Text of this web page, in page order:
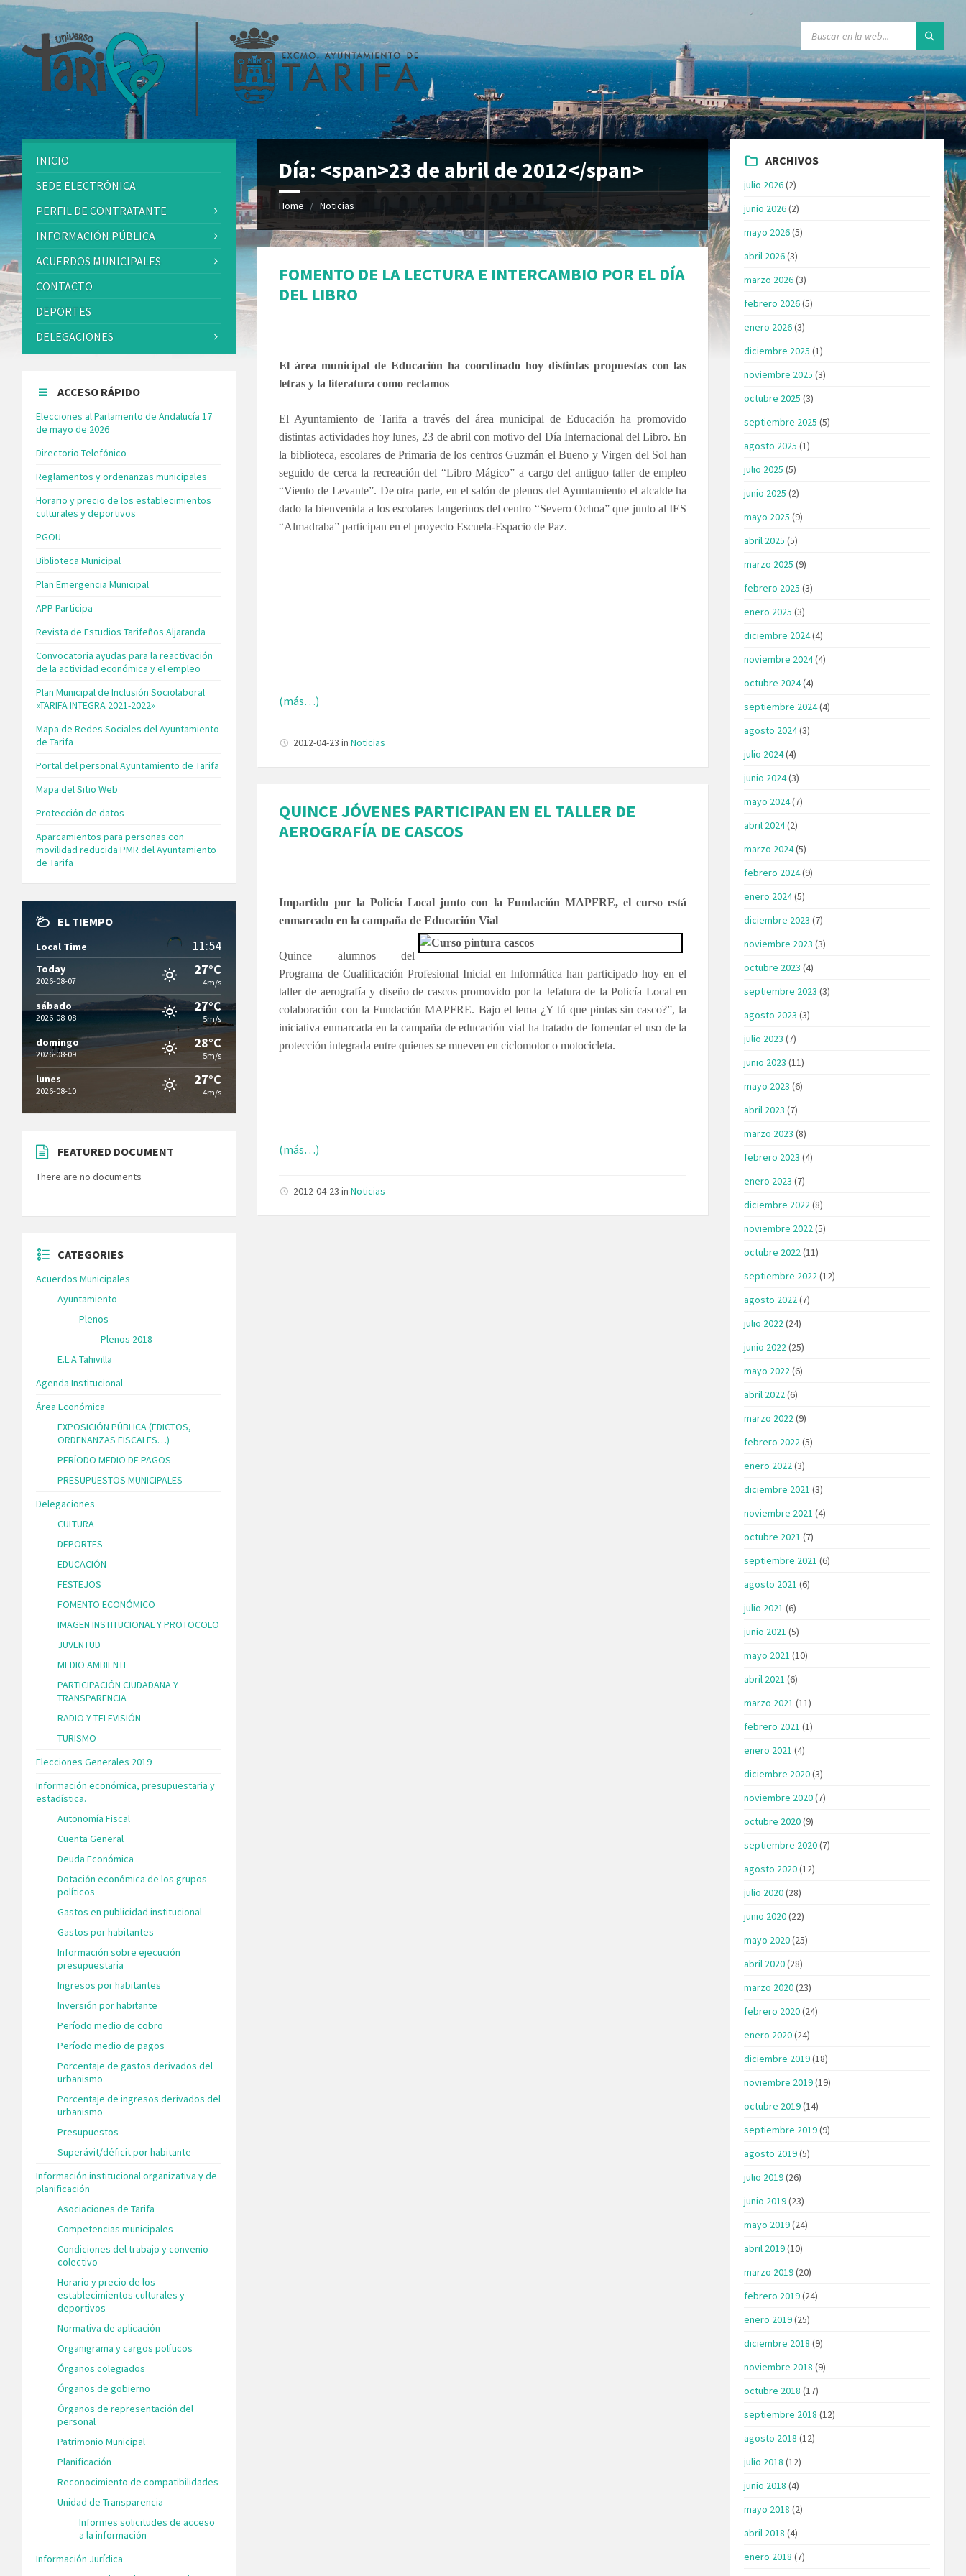
Día: <span>23 de abril de 2012</span>
Home Noticias
FOMENTO DE LA LECTURA E INTERCAMBIO POR EL DÍA
DEL LIBRO
El área municipal de Educación ha coordinado hoy distintas propuestas con las
letras y la literatura como reclamos
El Ayuntamiento de Tarifa a través del área municipal de Educación ha promovido
distintas actividades hoy lunes, 23 de abril con motivo del Día Internacional del Libro. En
la biblioteca, escolares de Primaria de los centros Guzmán el Bueno y Virgen del Sol han
seguido de cerca la recreación del “Libro Mágico” a cargo del antiguo taller de empleo
“Viento de Levante”. De otra parte, en el salón de plenos del Ayuntamiento el alcalde ha
dado la bienvenida a los escolares tangerinos del centro “Severo Ochoa” que junto al IES
“Almadraba” participan en el proyecto Escuela-Espacio de Paz.
(más…)
2012-04-23inNoticias
QUINCE JÓVENES PARTICIPAN EN EL TALLER DE
AEROGRAFÍA DE CASCOS
Impartido por la Policía Local junto con la Fundación MAPFRE, el curso está
enmarcado en la campaña de Educación Vial
Quince alumnos del
Programa de Cualificación Profesional Inicial en Informática han participado hoy en el
taller de aerografía y diseño de cascos promovido por la Jefatura de la Policía Local en
colaboración con la Fundación MAPFRE. Bajo el lema ¿Y tú que pintas sin casco?”, la
iniciativa enmarcada en la campaña de educación vial ha tratado de fomentar el uso de la
protección integrada entre quienes se mueven en ciclomotor o motocicleta.
(más…)
2012-04-23inNoticias
INICIO
SEDE ELECTRÓNICA
PERFIL DE CONTRATANTE
INFORMACIÓN PÚBLICA
ACUERDOS MUNICIPALES
CONTACTO
DEPORTES
DELEGACIONES
ACCESO RÁPIDO
Elecciones al Parlamento de Andalucía 17
de mayo de 2026
Directorio Telefónico
Reglamentos y ordenanzas municipales
Horario y precio de los establecimientos
culturales y deportivos
PGOU
Biblioteca Municipal
Plan Emergencia Municipal
APP Participa
Revista de Estudios Tarifeños Aljaranda
Convocatoria ayudas para la reactivación
de la actividad económica y el empleo
Plan Municipal de Inclusión Sociolaboral
«TARIFA INTEGRA 2021-2022»
Mapa de Redes Sociales del Ayuntamiento
de Tarifa
Portal del personal Ayuntamiento de Tarifa
Mapa del Sitio Web
Protección de datos
Aparcamientos para personas con
movilidad reducida PMR del Ayuntamiento
de Tarifa
EL TIEMPO
Local Time 11:54
Today
2026-08-07
27°C
4m/s
sábado
2026-08-08
27°C
5m/s
domingo
2026-08-09
28°C
5m/s
lunes
2026-08-10
27°C
4m/s
FEATURED DOCUMENT
There are no documents
CATEGORIES
Acuerdos Municipales
Ayuntamiento
Plenos
Plenos 2018
E.L.A Tahivilla
Agenda Institucional
Área Económica
EXPOSICIÓN PÚBLICA (EDICTOS,
ORDENANZAS FISCALES…)
PERÍODO MEDIO DE PAGOS
PRESUPUESTOS MUNICIPALES
Delegaciones
CULTURA
DEPORTES
EDUCACIÓN
FESTEJOS
FOMENTO ECONÓMICO
IMAGEN INSTITUCIONAL Y PROTOCOLO
JUVENTUD
MEDIO AMBIENTE
PARTICIPACIÓN CIUDADANA Y
TRANSPARENCIA
RADIO Y TELEVISIÓN
TURISMO
Elecciones Generales 2019
Información económica, presupuestaria y
estadística.
Autonomía Fiscal
Cuenta General
Deuda Económica
Dotación económica de los grupos
políticos
Gastos en publicidad institucional
Gastos por habitantes
Información sobre ejecución
presupuestaria
Ingresos por habitantes
Inversión por habitante
Período medio de cobro
Período medio de pagos
Porcentaje de gastos derivados del
urbanismo
Porcentaje de ingresos derivados del
urbanismo
Presupuestos
Superávit/déficit por habitante
Información institucional organizativa y de
planificación
Asociaciones de Tarifa
Competencias municipales
Condiciones del trabajo y convenio
colectivo
Horario y precio de los
establecimientos culturales y
deportivos
Normativa de aplicación
Organigrama y cargos políticos
Órganos colegiados
Órganos de gobierno
Órganos de representación del
personal
Patrimonio Municipal
Planificación
Reconocimiento de compatibilidades
Unidad de Transparencia
Informes solicitudes de acceso
a la información
Información Jurídica
ARCHIVOS
julio 2026(2)
junio 2026(2)
mayo 2026(5)
abril 2026(3)
marzo 2026(3)
febrero 2026(5)
enero 2026(3)
diciembre 2025 (1)
noviembre 2025 (3)
octubre 2025 (3)
septiembre 2025 (5)
agosto 2025 (1)
julio 2025 (5)
junio 2025 (2)
mayo 2025 (9)
abril 2025 (5)
marzo 2025 (9)
febrero 2025 (3)
enero 2025 (3)
diciembre 2024(4)
noviembre 2024(4)
octubre 2024(4)
septiembre 2024(4)
agosto 2024(3)
julio 2024(4)
junio 2024(3)
mayo 2024(7)
abril 2024(2)
marzo 2024(5)
febrero 2024(9)
enero 2024(5)
diciembre 2023 (7)
noviembre 2023 (3)
octubre 2023 (4)
septiembre 2023 (3)
agosto 2023 (3)
julio 2023 (7)
junio 2023 (11)
mayo 2023 (6)
abril 2023 (7)
marzo 2023 (8)
febrero 2023 (4)
enero 2023 (7)
diciembre 2022 (8)
noviembre 2022 (5)
octubre 2022 (11)
septiembre 2022 (12)
agosto 2022 (7)
julio 2022 (24)
junio 2022 (25)
mayo 2022 (6)
abril 2022 (6)
marzo 2022 (9)
febrero 2022 (5)
enero 2022 (3)
diciembre 2021 (3)
noviembre 2021 (4)
octubre 2021 (7)
septiembre 2021 (6)
agosto 2021 (6)
julio 2021 (6)
junio 2021 (5)
mayo 2021 (10)
abril 2021 (6)
marzo 2021 (11)
febrero 2021 (1)
enero 2021 (4)
diciembre 2020(3)
noviembre 2020(7)
octubre 2020(9)
septiembre 2020(7)
agosto 2020(12)
julio 2020(28)
junio 2020(22)
mayo 2020(25)
abril 2020(28)
marzo 2020(23)
febrero 2020(24)
enero 2020(24)
diciembre 2019(18)
noviembre 2019(19)
octubre 2019(14)
septiembre 2019(9)
agosto 2019(5)
julio 2019(26)
junio 2019(23)
mayo 2019(24)
abril 2019(10)
marzo 2019(20)
febrero 2019(24)
enero 2019(25)
diciembre 2018 (9)
noviembre 2018 (9)
octubre 2018 (17)
septiembre 2018 (12)
agosto 2018 (12)
julio 2018 (12)
junio 2018 (4)
mayo 2018 (2)
abril 2018 (4)
enero 2018 (7)